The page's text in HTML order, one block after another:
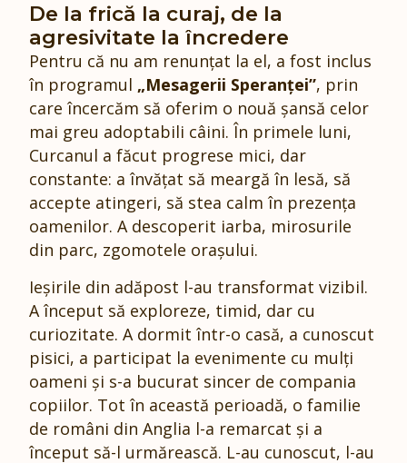
De la frică la curaj, de la
agresivitate la încredere
Pentru că nu am renunțat la el, a fost inclus
în programul „Mesagerii Speranței”, prin
care încercăm să oferim o nouă șansă celor
mai greu adoptabili câini. În primele luni,
Curcanul a făcut progrese mici, dar
constante: a învățat să meargă în lesă, să
accepte atingeri, să stea calm în prezența
oamenilor. A descoperit iarba, mirosurile
din parc, zgomotele orașului.
Ieșirile din adăpost l-au transformat vizibil.
A început să exploreze, timid, dar cu
curiozitate. A dormit într-o casă, a cunoscut
pisici, a participat la evenimente cu mulți
oameni și s-a bucurat sincer de compania
copiilor. Tot în această perioadă, o familie
de români din Anglia l-a remarcat și a
început să-l urmărească. L-au cunoscut, l-au